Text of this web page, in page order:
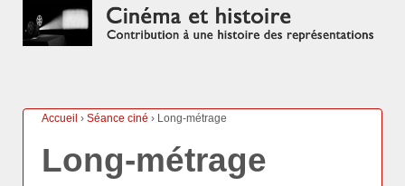
Accueil › Séance ciné › Long-métrage
Long-métrage